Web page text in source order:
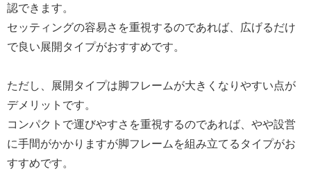
認できます。
セッティングの容易さを重視するのであれば、広げるだけ
で良い展開タイプがおすすめです。
ただし、展開タイプは脚フレームが大きくなりやすい点が
デメリットです。
コンパクトで運びやすさを重視するのであれば、やや設営
に手間がかかりますが脚フレームを組み立てるタイプがお
すすめです。